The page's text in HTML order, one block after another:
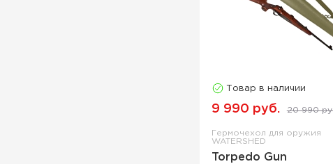
Товар в наличии
9 990 руб. 20 990
Гермочехол для оружия
WATERSHED
Torpedo Gun